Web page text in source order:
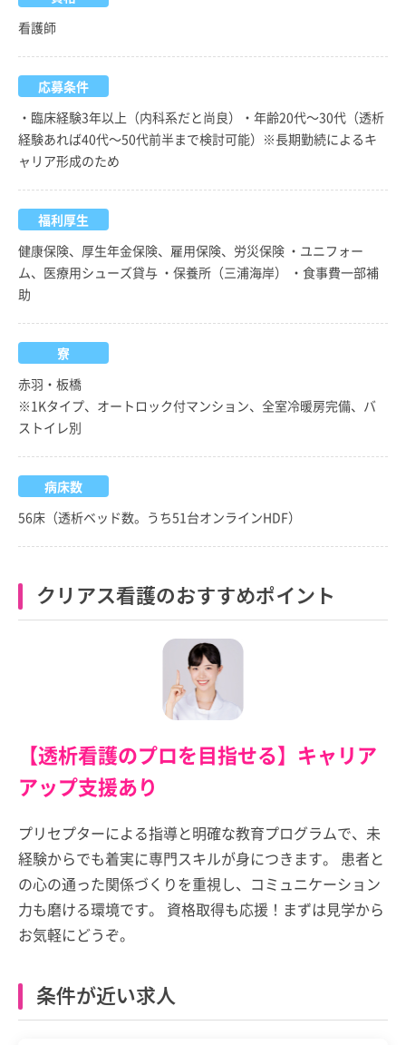
看護師
応募条件
・臨床経験3年以上（内科系だと尚良）・年齢20代～30代（透析
経験あれば40代～50代前半まで検討可能）※長期勤続によるキ
ャリア形成のため
福利厚生
健康保険、厚生年金保険、雇用保険、労災保険 ・ユニフォー
ム、医療用シューズ貸与 ・保養所（三浦海岸） ・食事費一部補
助
寮
赤羽・板橋
※1Kタイプ、オートロック付マンション、全室冷暖房完備、バ
ストイレ別
病床数
56床（透析ベッド数。うち51台オンラインHDF）
クリアス看護のおすすめポイント
【透析看護のプロを目指せる】キャリア
アップ支援あり
プリセプターによる指導と明確な教育プログラムで、未
経験からでも着実に専門スキルが身につきます。 患者と
の心の通った関係づくりを重視し、コミュニケーション
力も磨ける環境です。 資格取得も応援！まずは見学から
お気軽にどうぞ。
条件が近い求人